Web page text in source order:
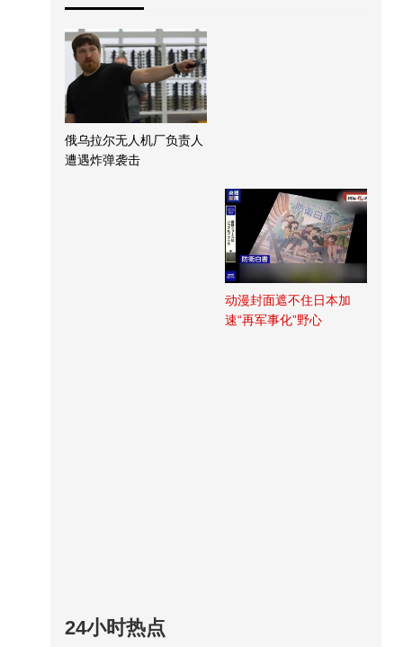
俄乌拉尔无人机厂负责人
遭遇炸弹袭击
动漫封面遮不住日本加
速“再军事化”野心
24小时热点